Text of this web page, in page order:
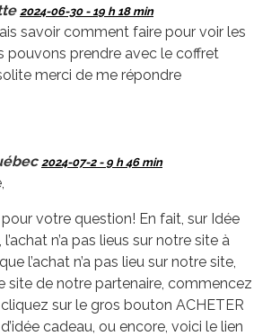
2024-06-30 - 19 h 18 min
savoir comment faire pour voir les
pouvons prendre avec le coffret
merci de me répondre
2024-07-2 - 9 h 46 min
votre question! En fait, sur Idée
n’a pas lieus sur notre site à
l’achat n’a pas lieu sur notre site,
site de notre partenaire, commencez
sur le gros bouton ACHETER
cadeau, ou encore, voici le lien